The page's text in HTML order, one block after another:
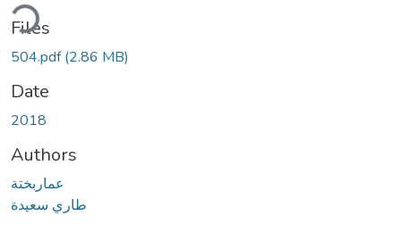
Files
504.pdf(2.86 MB)
Date
2018
Authors
عماربختة
طاري سعيدة